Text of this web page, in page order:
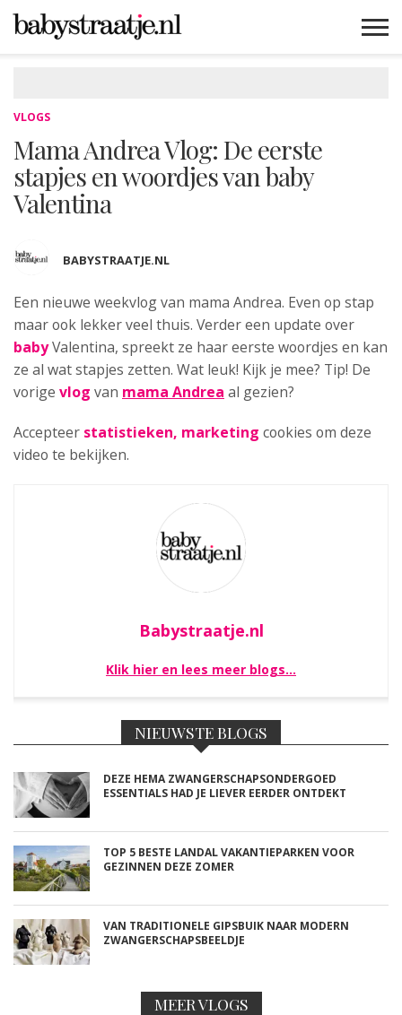
VLOGS
Mama Andrea Vlog: De eerste
stapjes en woordjes van baby
Valentina
BABYSTRAATJE.NL
Een nieuwe weekvlog van mama Andrea. Even op stap
maar ook lekker veel thuis. Verder een update over
babyValentina, spreekt ze haar eerste woordjes en kan
ze al wat stapjes zetten. Wat leuk! Kijk je mee? Tip! De
vorige vlog van mama Andrea al gezien?
Accepteer statistieken, marketing cookies om deze
video te bekijken.
Babystraatje.nl
Klik hier en lees meer blogs…
NIEUWSTE BLOGS
DEZE HEMA ZWANGERSCHAPSONDERGOED
ESSENTIALS HAD JE LIEVER EERDER ONTDEKT
TOP 5 BESTE LANDAL VAKANTIEPARKEN VOOR
GEZINNEN DEZE ZOMER
VAN TRADITIONELE GIPSBUIK NAAR MODERN
ZWANGERSCHAPSBEELDJE
MEER VLOGS